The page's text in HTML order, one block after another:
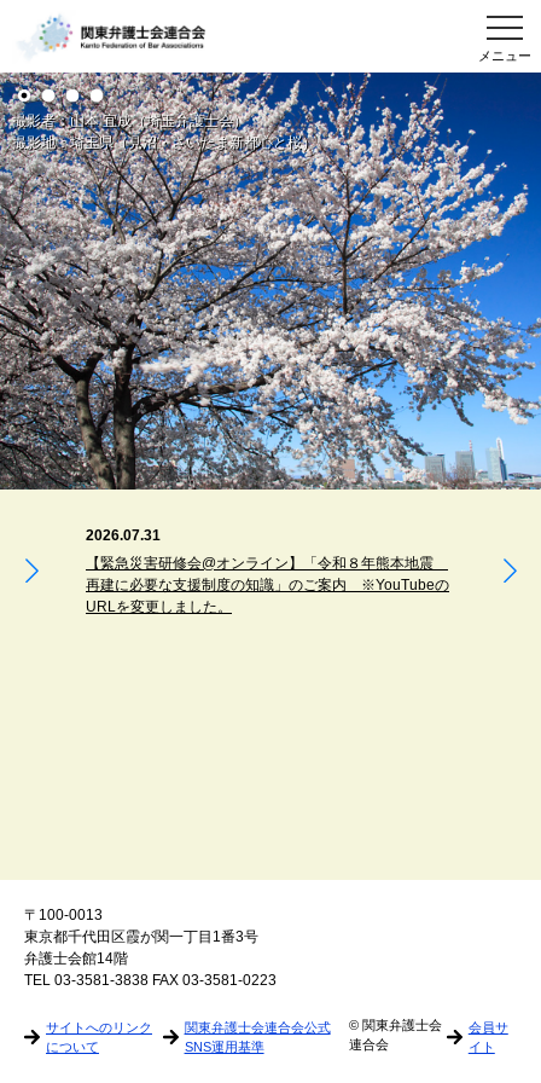
メニュー
〒100-0013
東京都千代田区霞が関一丁目1番3号
弁護士会館14階
TEL 03-3581-3838 FAX 03-3581-0223
サイトへのリンク
について
関東弁護士会連合会公式
SNS運用基準
© 関東弁護士会
連合会
会員サ
イト
撮影者：山本 宜成（埼玉弁護士会）
撮影地：埼玉県（見沼・さいたま新都心と桜）
2026.07.31
【緊急災害研修会@オンライン】「令和８年熊本地震
再建に必要な支援制度の知識」のご案内 ※YouTubeの
URLを変更しました。
【シン
権とし